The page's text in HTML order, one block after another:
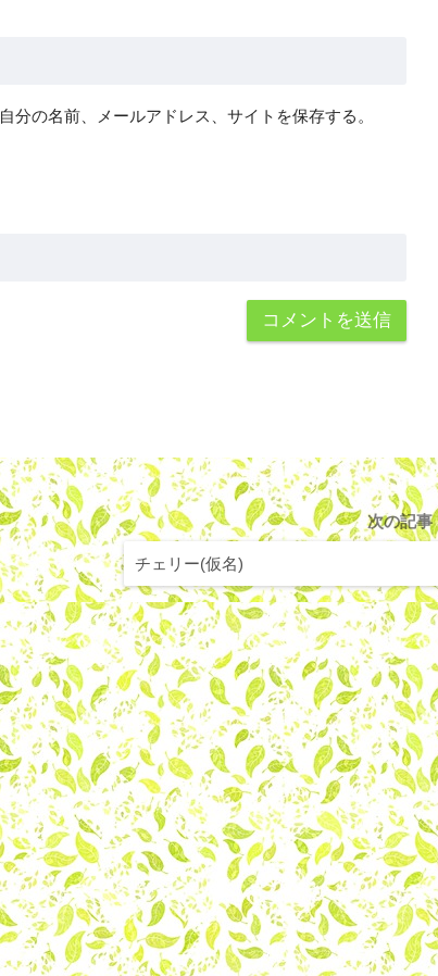
の名前、メールアドレス、サイトを保存する。
次の記事
チェリー(仮名)